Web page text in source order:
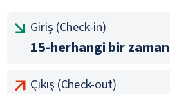
Giriş (Check-in)
15-herhangi bir zaman
Çıkış (Check-out)